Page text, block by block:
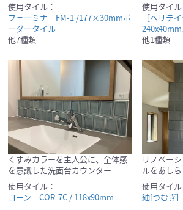
使用タイル：
フェーミナ FM-1 /177×30mmボ
ーダータイル
他7種類
使用タイル
［ヘリテ
他1種類
くすみカラーを主人公に、全体感
を意識した洗面台カウンター
使用タイル：
コーン COR-7C / 118x90mm
リノベー
ルをあし
使用タイル
紬[つむぎ]